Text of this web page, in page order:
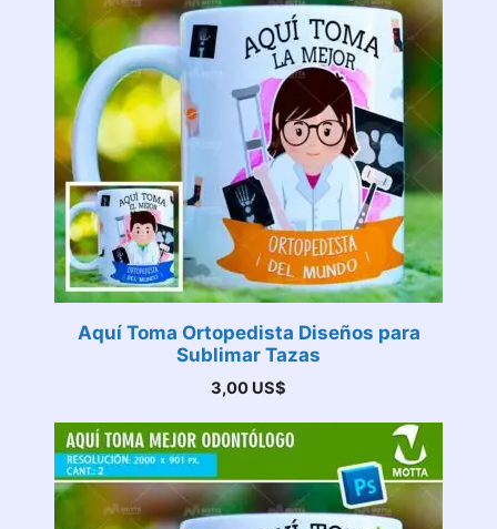
Aquí Toma Ortopedista Diseños para
Sublimar Tazas
3,00 US$